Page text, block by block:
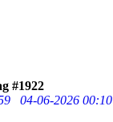
#1922
04-06-2026 00:10